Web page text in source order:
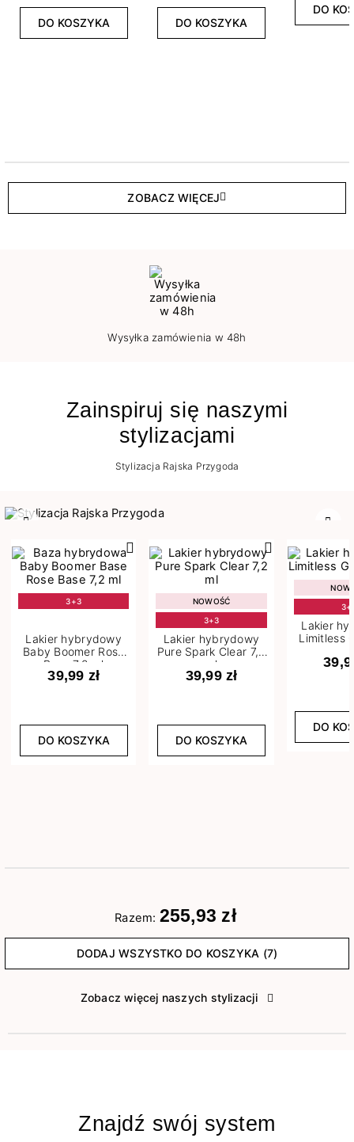
DO KOSZYKA DO KOSZYKA
DO
ZOBACZ WIĘCEJ
Wysyłka zamówienia w 48h
Zainspiruj się naszymi
stylizacjami
Stylizacja Rajska Przygoda
3+3
Lakier hybrydowy
Baby Boomer Rose
Base 7,2 ml
39,99 zł
DO KOSZYKA
NOWOŚĆ
3+3
Lakier hybrydowy
Pure Spark Clear 7,2
ml
39,99 zł
DO KOSZYKA
Lakier
Limitless
DO
Razem: 255,93 zł
DODAJ WSZYSTKO DO KOSZYKA (7)
Zobacz więcej naszych stylizacji
Znajdź swój system